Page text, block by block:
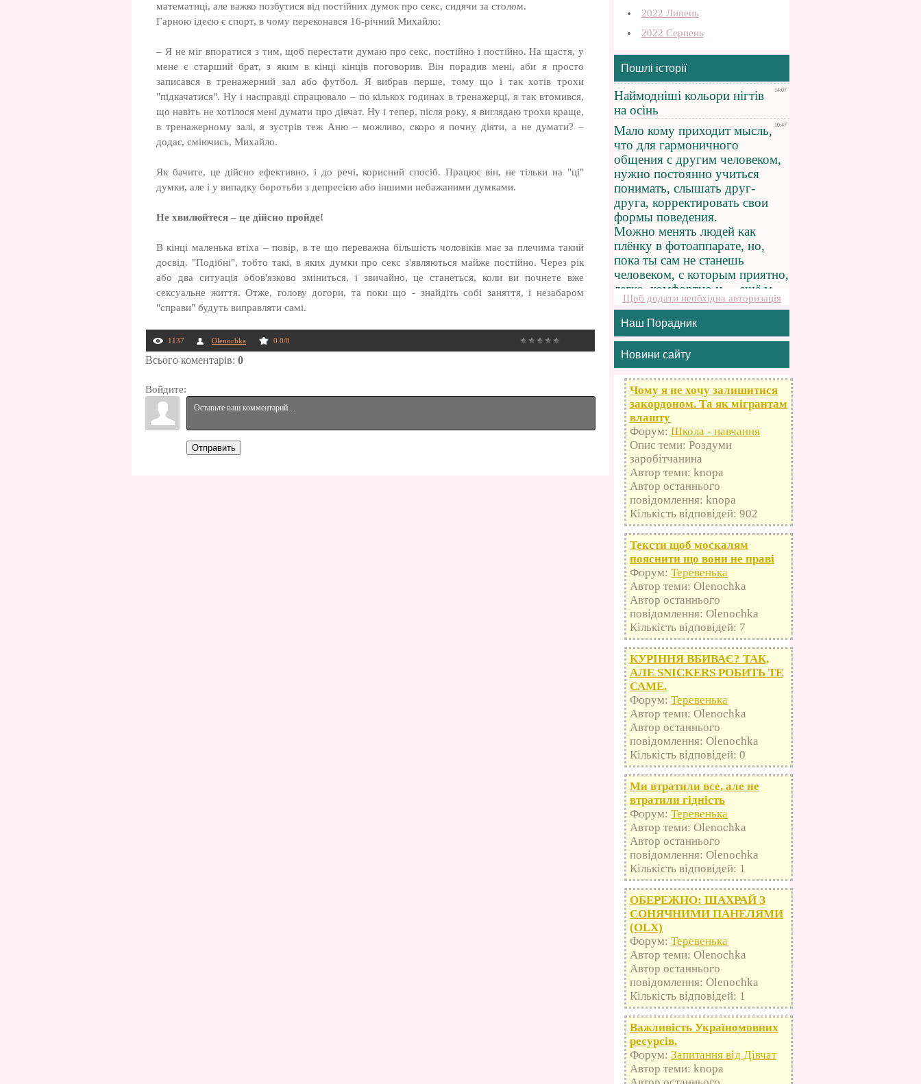
математиці, але важко позбутися від постійних думок про секс, сидячи за столом.
Гарною ідеєю є спорт, в чому переконався 16-річний Михайло:
– Я не міг впоратися з тим, щоб перестати думаю про секс, постійно і постійно. На щастя, у
мене є старший брат, з яким в кінці кінців поговорив. Він порадив мені, аби я просто
записався в тренажерний зал або футбол. Я вибрав перше, тому що і так хотів трохи
"підкачатися". Ну і насправді спрацювало – по кількох годинах в тренажерці, я так втомився,
що навіть не хотілося мені думати про дівчат. Ну і тепер, після року, я виглядаю трохи краще,
в тренажерному залі, я зустрів теж Аню – можливо, скоро я почну діяти, а не думати? –
додає, сміючись, Михайло.
Як бачите, це дійсно ефективно, і до речі, корисний спосіб. Працює він, не тільки на "ці"
думки, але і у випадку боротьби з депресією або іншими небажаними думками.
Не хвилюйтеся – це дійсно пройде!
В кінці маленька втіха – повір, в те що переважна більшість чоловіків має за плечима такий
досвід. "Подібні", тобто такі, в яких думки про секс з'являються майже постійно. Через рік
або два ситуація обов'язково зміниться, і звичайно, це станеться, коли ви почнете вже
сексуальне життя. Отже, голову догори, та поки що - знайдіть собі заняття, і незабаром
"справи" будуть виправляти самі.
1137 Olenochka 0.0/0
Всього коментарів: 0
Войдите:
Отправить
2022 Липень
2022 Серпень
Пошлі історії
Щоб додати необхідна авторизація
Наш Порадник
Новини сайту
Чому я не хочу залишитися
закордоном. Та як мігрантам
влашту
Форум: Школа - навчання
Опис теми: Роздуми
заробітчанина
Автор теми: knopa
Автор останнього
повідомлення: knopa
Кількість відповідей: 902
Тексти щоб москалям
пояснити що вони не праві
Форум: Теревенька
Автор теми: Olenochka
Автор останнього
повідомлення: Olenochka
Кількість відповідей: 7
КУРІННЯ ВБИВАЄ? ТАК,
АЛЕ SNICKERS РОБИТЬ ТЕ
САМЕ.
Форум: Теревенька
Автор теми: Olenochka
Автор останнього
повідомлення: Olenochka
Кількість відповідей: 0
Ми втратили все, але не
втратили гідність
Форум: Теревенька
Автор теми: Olenochka
Автор останнього
повідомлення: Olenochka
Кількість відповідей: 1
ОБЕРЕЖНО: ШАХРАЙ З
СОНЯЧНИМИ ПАНЕЛЯМИ
(OLX)
Форум: Теревенька
Автор теми: Olenochka
Автор останнього
повідомлення: Olenochka
Кількість відповідей: 1
Важливість Україномовних
ресурсів.
Форум: Запитання від Дівчат
Автор теми: knopa